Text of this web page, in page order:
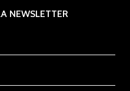
NEWSLETTER